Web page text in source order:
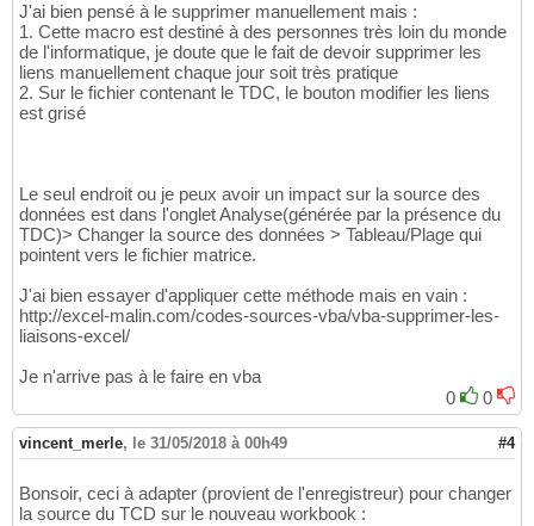
J'ai bien pensé à le supprimer manuellement mais :
1. Cette macro est destiné à des personnes très loin du monde
de l'informatique, je doute que le fait de devoir supprimer les
liens manuellement chaque jour soit très pratique
2. Sur le fichier contenant le TDC, le bouton modifier les liens
est grisé
Le seul endroit ou je peux avoir un impact sur la source des
données est dans l'onglet Analyse(générée par la présence du
TDC)> Changer la source des données > Tableau/Plage qui
pointent vers le fichier matrice.
J'ai bien essayer d'appliquer cette méthode mais en vain :
http://excel-malin.com/codes-sources-vba/vba-supprimer-les-
liaisons-excel/
Je n'arrive pas à le faire en vba
0
0
vincent_merle, le 31/05/2018 à 00h49 #4
Bonsoir, ceci à adapter (provient de l'enregistreur) pour changer
la source du TCD sur le nouveau workbook :